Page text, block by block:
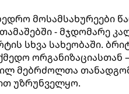
მოსამსახურეები
- მჯდომარე
სხვა სახეობაში.
ორგანიზაციასთან —
მებრძოლთა
უზრუნველყო.